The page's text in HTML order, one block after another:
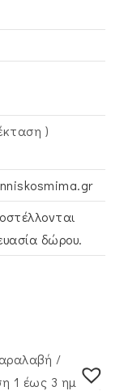
)
δώρου.
/
1 έως 3 ημέρες